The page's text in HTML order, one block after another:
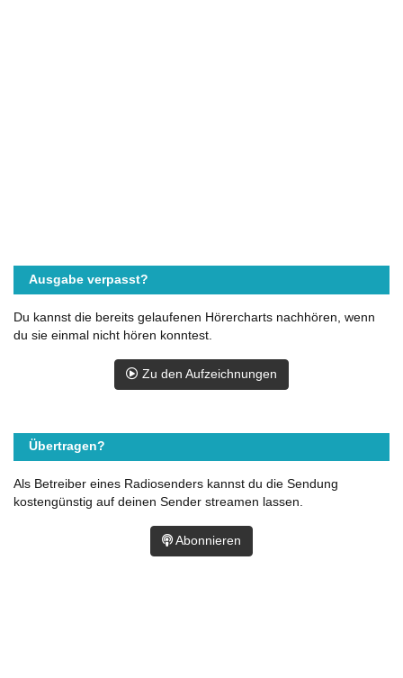
Ausgabe verpasst?
Du kannst die bereits gelaufenen Hörercharts nachhören, wenn
du sie einmal nicht hören konntest.
Zu den Aufzeichnungen
Übertragen?
Als Betreiber eines Radiosenders kannst du die Sendung
kostengünstig auf deinen Sender streamen lassen.
Abonnieren